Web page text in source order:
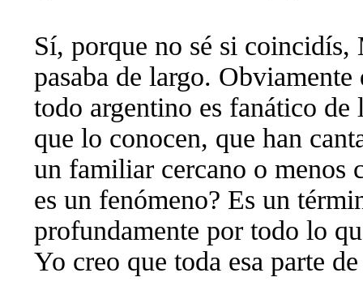
Sí, porque no sé si coincidís,
pasaba de largo.
todo argentino es fanático
que lo conocen, que han
un familiar cercano o menos
es un fenómeno? Es un
profundamente por todo lo
Yo creo que toda esa parte